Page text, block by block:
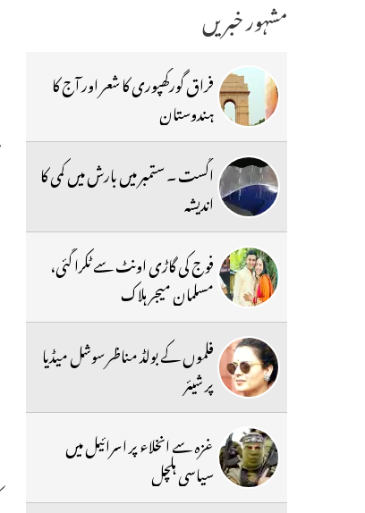
مشہور خبریں
فراق گورکھپوری کا شعر اور آج کا
ہندوستان
اگست ۔ ستمبر میں بارش میں کمی کا
اندیشہ
فوج کی گاڑی اونٹ سے ٹکرا گئی،
مسلمان میجر ہلاک
فلموں کے بولڈ مناظر سوشل میڈیا
پر شیئر
غزہ سے انخلاء پر اسرائیل میں
سیاسی ہلچل